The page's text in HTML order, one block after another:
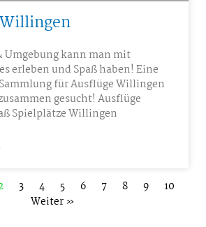
kann man mit
erleben und Spaß haben! Eine
für Ausflüge Willingen
gesucht! Ausflüge
Spielplätze Willingen
3 4 5 6 7 8 9
10
Weiter »